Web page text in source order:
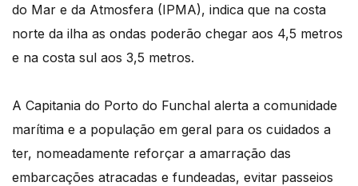
do Mar e da Atmosfera (IPMA), indica que na costa
norte da ilha as ondas poderão chegar aos 4,5 metros
e na costa sul aos 3,5 metros.
A Capitania do Porto do Funchal alerta a comunidade
marítima e a população em geral para os cuidados a
ter, nomeadamente reforçar a amarração das
embarcações atracadas e fundeadas, evitar passeios